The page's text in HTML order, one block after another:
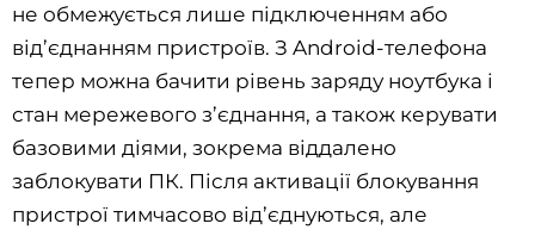
не обмежується лише підключенням або
від’єднанням пристроїв. З Android-телефона
тепер можна бачити рівень заряду ноутбука і
стан мережевого з’єднання, а також керувати
базовими діями, зокрема віддалено
заблокувати ПК. Після активації блокування
пристрої тимчасово від’єднуються, але